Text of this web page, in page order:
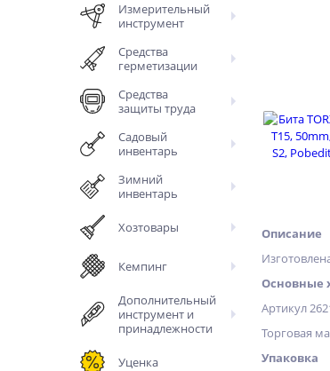
Измерительный
инструмент
Средства
герметизации
Средства
защиты труда
Садовый
инвентарь
Зимний
инвентарь
Хозтовары
Кемпинг
Дополнительный
инструмент и
принадлежности
Уценка
Описание
Основные
Артикул
Торговая
Упаковка